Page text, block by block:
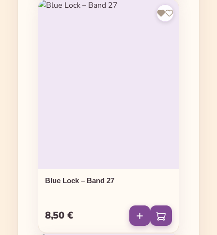
Blue Lock – Band 27
Regulärer Preis:
8,50 €